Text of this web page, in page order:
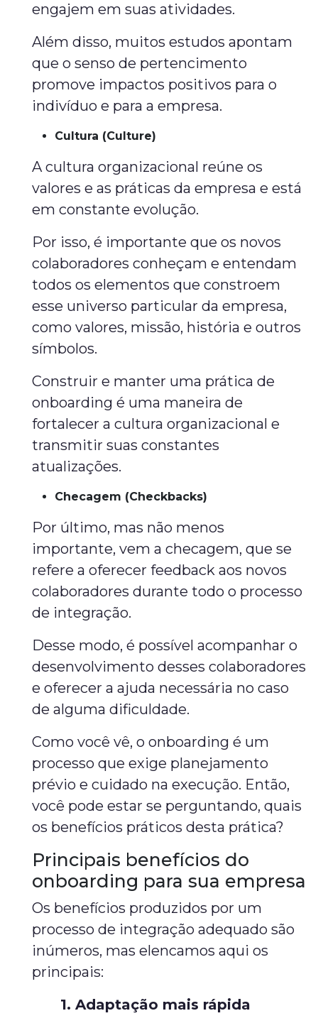
engajem em suas atividades.
Além disso, muitos estudos apontam
que o senso de pertencimento
promove impactos positivos para o
indivíduo e para a empresa.
Cultura (Culture)
A cultura organizacional reúne os
valores e as práticas da empresa e está
em constante evolução.
Por isso, é importante que os novos
colaboradores conheçam e entendam
todos os elementos que constroem
esse universo particular da empresa,
como valores, missão, história e outros
símbolos.
Construir e manter uma prática de
onboarding é uma maneira de
fortalecer a cultura organizacional e
transmitir suas constantes
atualizações.
Checagem (Checkbacks)
Por último, mas não menos
importante, vem a checagem, que se
refere a oferecer feedback aos novos
colaboradores durante todo o processo
de integração.
Desse modo, é possível acompanhar o
desenvolvimento desses colaboradores
e oferecer a ajuda necessária no caso
de alguma dificuldade.
Como você vê, o onboarding é um
processo que exige planejamento
prévio e cuidado na execução. Então,
você pode estar se perguntando, quais
os benefícios práticos desta prática?
Principais benefícios do
onboarding para sua empresa
Os benefícios produzidos por um
processo de integração adequado são
inúmeros, mas elencamos aqui os
principais:
1. Adaptação mais rápida